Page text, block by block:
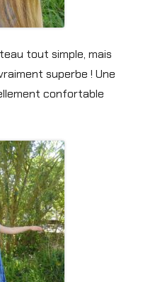
tout simple, mais
superbe ! Une
confortable